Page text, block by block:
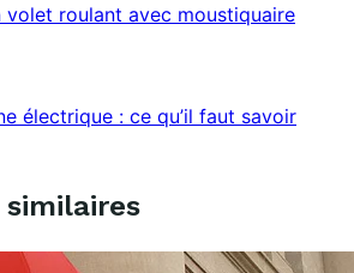
volet roulant avec moustiquaire
électrique : ce qu’il faut savoir